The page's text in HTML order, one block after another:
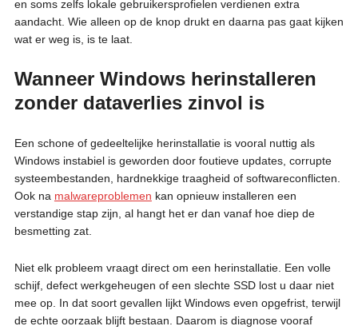
en soms zelfs lokale gebruikersprofielen verdienen extra
aandacht. Wie alleen op de knop drukt en daarna pas gaat kijken
wat er weg is, is te laat.
Wanneer Windows herinstalleren
zonder dataverlies zinvol is
Een schone of gedeeltelijke herinstallatie is vooral nuttig als
Windows instabiel is geworden door foutieve updates, corrupte
systeembestanden, hardnekkige traagheid of softwareconflicten.
Ook na malwareproblemen kan opnieuw installeren een
verstandige stap zijn, al hangt het er dan vanaf hoe diep de
besmetting zat.
Niet elk probleem vraagt direct om een herinstallatie. Een volle
schijf, defect werkgeheugen of een slechte SSD lost u daar niet
mee op. In dat soort gevallen lijkt Windows even opgefrist, terwijl
de echte oorzaak blijft bestaan. Daarom is diagnose vooraf